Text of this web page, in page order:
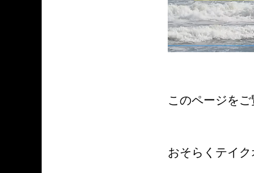
このページをご
おそらくテイ